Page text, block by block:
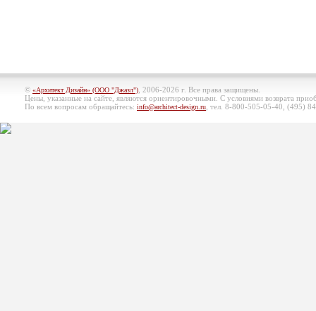
© «Архитект Дизайн» (ООО "Джазл") , 2006-2026 г. Все права защищены.
Цены, указанные на сайте, являются ориентировочными. С условиями возврата
По всем вопросам обращайтесь: info@architect-design.ru , тел. 8-800-505-05-40, (495)